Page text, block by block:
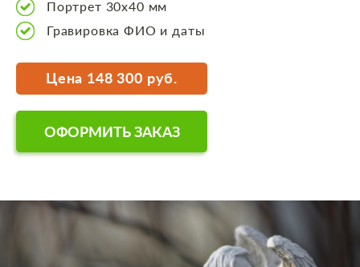
Портрет 30х40 мм
Гравировка ФИО и даты
Цена 148 300 руб.
ОФОРМИТЬ ЗАКАЗ